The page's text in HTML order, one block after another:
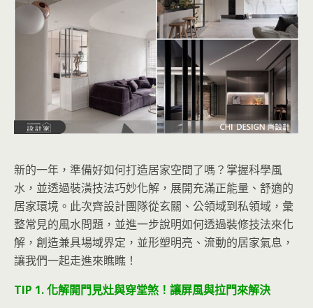
新的一年，準備好如何打造居家空間了嗎？掌握科學風
水，並透過裝潢技法巧妙化解，展開充滿正能量、舒適的
居家環境。此次齊設計團隊從玄關、公領域到私領域，彙
整常見的風水問題，並進一步說明如何透過裝修技法來化
解，創造兼具場域界定，並形塑明亮、流動的居家氣息，
讓我們一起走進來瞧瞧！
TIP 1. 化解開門見灶與穿堂煞！讓屏風與拉門來解決